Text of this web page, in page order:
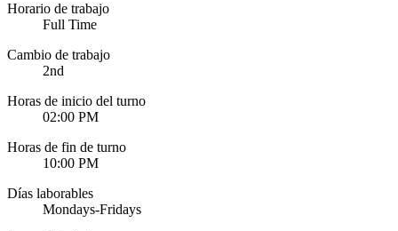
Horario de trabajo
Full Time
Cambio de trabajo
2nd
Horas de inicio del turno
02:00 PM
Horas de fin de turno
10:00 PM
Días laborables
Mondays-Fridays